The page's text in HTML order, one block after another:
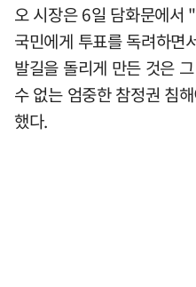
오 시장은 6일 담화문에서
국민에게 투표를 독려하면
발길을 돌리게 만든 것은
수 없는 엄중한 참정권 침
했다.